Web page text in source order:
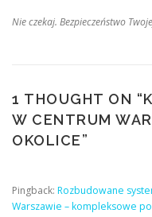
Nie czekaj. Bezpieczeństwo
1 THOUGHT ON “
W CENTRUM
OKOLICE”
Pingback: Rozbudowane
Warszawie – kompleksowe